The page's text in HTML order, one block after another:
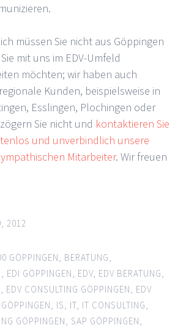
müssen Sie nicht aus Göppingen
mit uns im EDV-Umfeld
möchten; wir haben auch
Kunden, beispielsweise in
Esslingen, Plochingen oder
Sie nicht und kontaktieren Sie
und unverbindlich unsere
Mitarbeiter. Wir freuen
2012
GÖPPINGEN, BERATUNG,
, EDI GÖPPINGEN, EDV, EDV BERATUNG,
, EDV CONSULTING GÖPPINGEN, EDV
, IS, IT, IT CONSULTING,
GÖPPINGEN, SAP GÖPPINGEN,